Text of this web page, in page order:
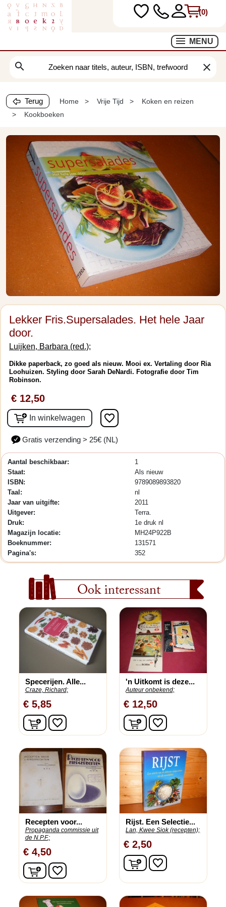
(0)
MENU
search clear
Terug Home Vrije Tijd
Koken en reizen
Kookboeken
Lekker Fris.Supersalades. Het hele Jaar
door.
Luijken, Barbara (red.);
Dikke paperback, zo goed als nieuw. Mooi ex. Vertaling door Ria
Loohuizen. Styling door Sarah DeNardi. Fotografie door Tim
Robinson.
€ 12,50
In winkelwagen favorite_border
Gratis verzending > 25€ (NL)
Aantal beschikbaar:
1
Staat:
Als nieuw
ISBN:
9789089893820
Taal:
nl
Jaar van uitgifte:
2011
Uitgever:
Terra.
Druk:
1e druk nl
Magazijn locatie:
MH24P922B
Boeknummer:
131571
Pagina's:
352
Ook interessant
Specerijen. Alle...
Craze, Richard;
€ 5,85
In winkelwagen
favorite_border
'n Uitkomt is deze...
Auteur onbekend;
€ 12,50
In winkelwagen
favorite_border
Recepten voor...
Propaganda commissie uit
de N.P.F.;
€ 4,50
In winkelwagen
favorite_border
Rijst. Een Selectie...
Lan, Kwee Siok (recepten);
€ 2,50
In winkelwagen
favorite_border